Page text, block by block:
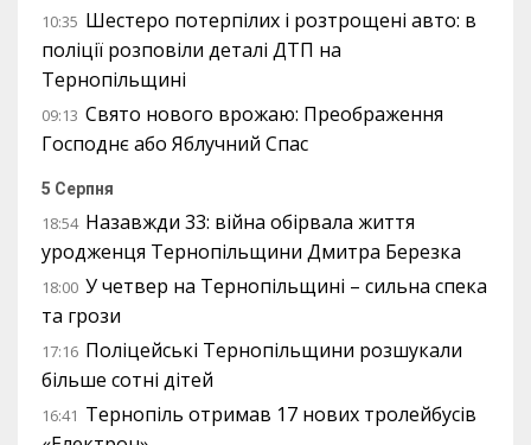
10:35 Шестеро потерпілих і розтрощені авто: в
поліції розповіли деталі ДТП на
Тернопільщині
09:13 Свято нового врожаю: Преображення
Господнє або Яблучний Спас
5 Серпня
18:54 Назавжди 33: війна обірвала життя
уродженця Тернопільщини Дмитра Березка
18:00 У четвер на Тернопільщині – сильна спека
та грози
17:16 Поліцейські Тернопільщини розшукали
більше сотні дітей
16:41 Тернопіль отримав 17 нових тролейбусів